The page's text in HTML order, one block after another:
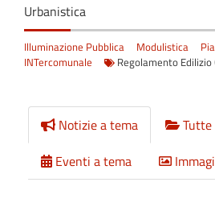
Urbanistica
Illuminazione Pubblica Modulistica
INTercomunale
Regolamento Edilizio
Notizie a tema
Tutte
Eventi a tema